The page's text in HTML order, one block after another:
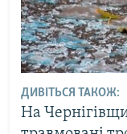
ДИВІТЬСЯ ТАКОЖ:
На